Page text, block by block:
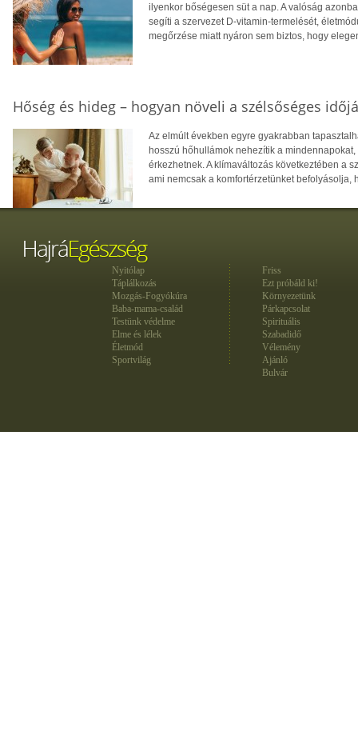
ilyenkor bőségesen süt a nap. A valóság
segíti a szervezet D-vitamin-termelését,
megőrzése miatt nyáron sem biztos, hogy
Hőség és hideg – hogyan növeli a szélsőséges
Az elmúlt években egyre gyakrabban
hosszú hőhullámok nehezítik a
érkezhetnek. A klímaváltozás következtében a
ami nemcsak a komfortérzetünket
Nyitólap
Táplálkozás
Mozgás-Fogyókúra
Baba-mama-család
Testünk védelme
Elme és lélek
Életmód
Sportvilág
Friss
Ezt próbáld ki!
Környezetünk
Párkapcsolat
Spirituális
Szabadidő
Vélemény
Ajánló
Bulvár